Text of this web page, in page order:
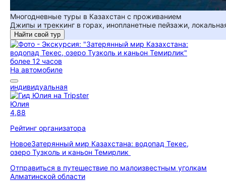
Многодневные туры в Казахстан с проживанием
Джипы и треккинг в горах, инопланетные пейзажи,
Найти свой тур
более 12 часов
На автомобиле
индивидуальная
Юлия
4,88
Рейтинг организатора
НовоеЗатерянный мир Казахстана: водопад Текес,
озеро Тузколь и каньон Темирлик
Отправиться в путешествие по малоизвестным уголкам
Алматинской области